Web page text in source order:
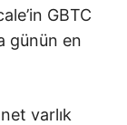
GBTC
günün en
varlık